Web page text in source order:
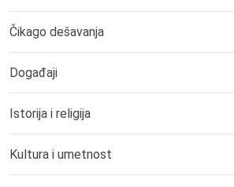
Čikago dešavanja
Događaji
Istorija i religija
Kultura i umetnost